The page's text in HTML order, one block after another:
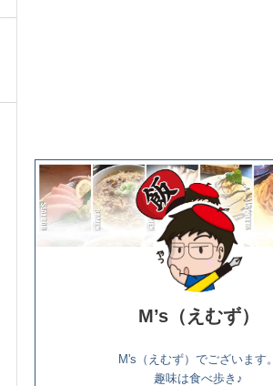
M’s（えむず）
M's（えむず）でございます。
趣味は食べ歩き♪